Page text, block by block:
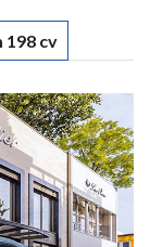
198 cv